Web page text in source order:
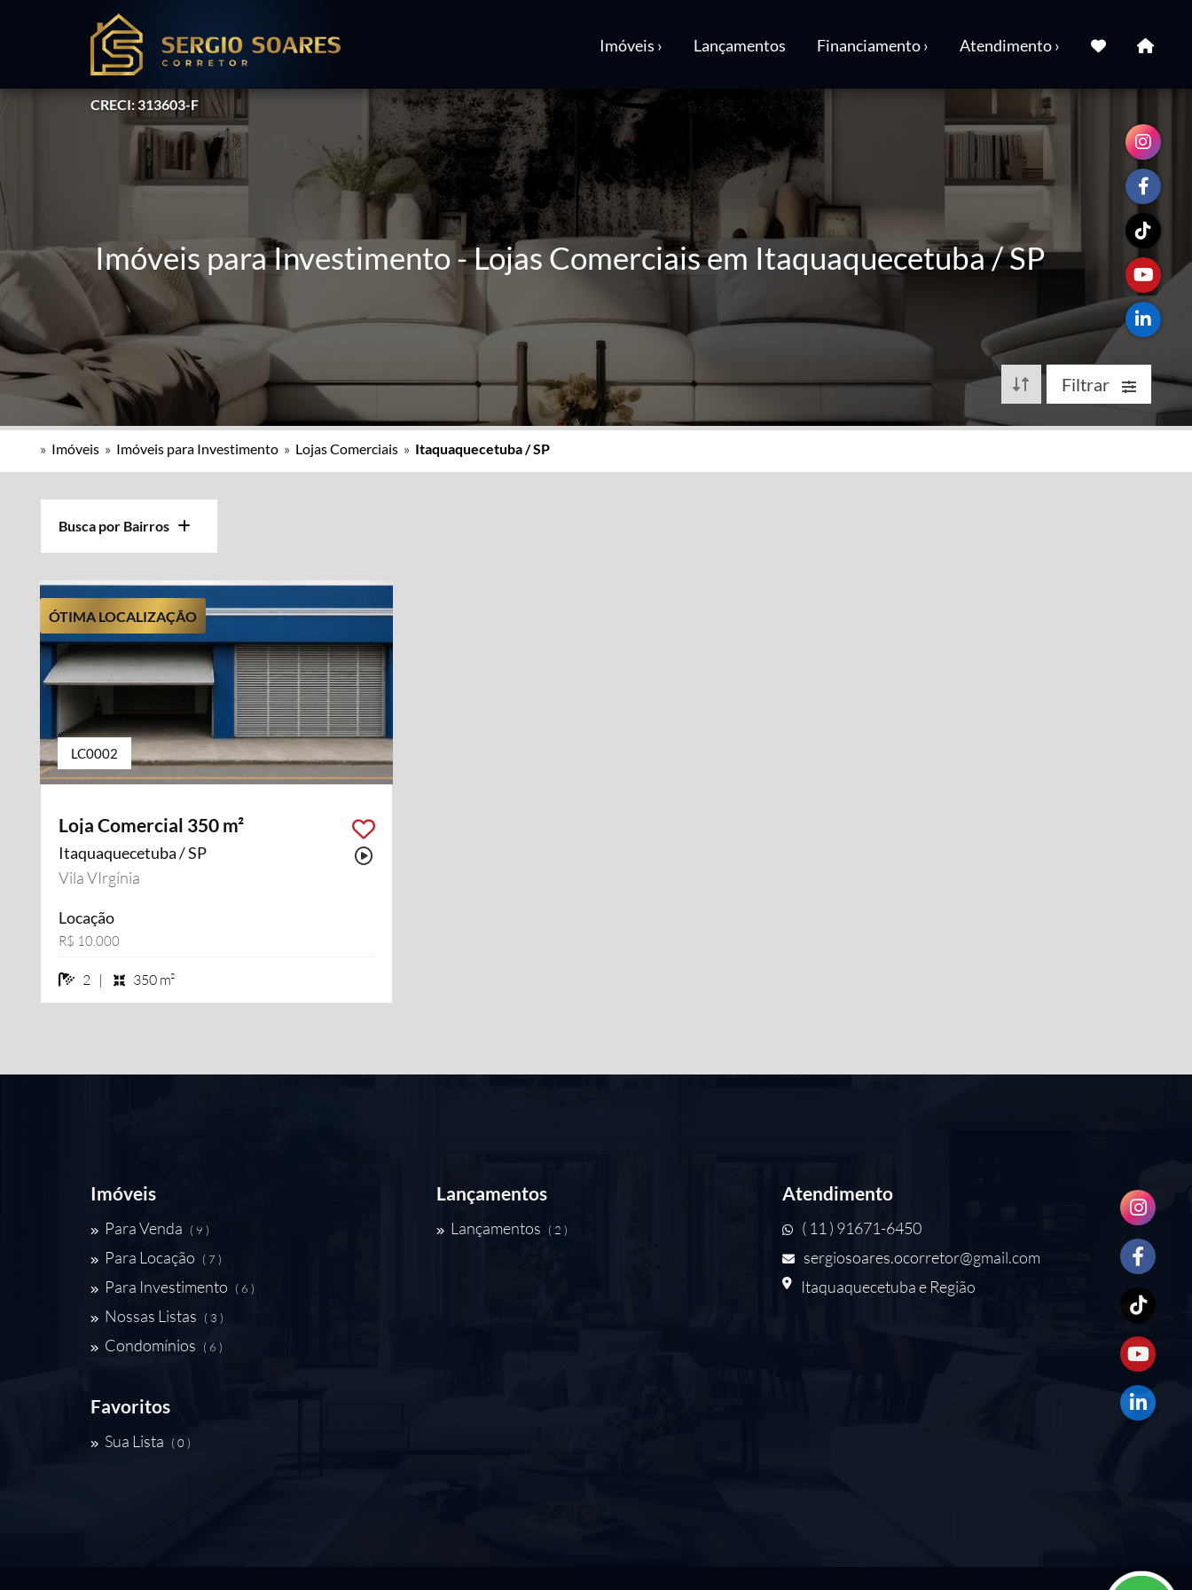
CRECI: 313603-F
Imóveis › Lançamentos Financiamento › Atendimento ›
Imóveis para Investimento - Lojas Comerciais em Itaquaquecetuba / SP
Filtrar
» Imóveis » Imóveis para Investimento » Lojas Comerciais » Itaquaquecetuba / SP
Busca por Bairros
ÓTIMA LOCALIZAÇÃO
Possui vídeo
LC0002
Loja Comercial 350 m²
Itaquaquecetuba / SP
Vila VIrgínia
Locação
R$ 10.000
2 banheiros
2 | 350 m²
Imóveis
Para Venda ( 9 )
Para Locação ( 7 )
Para Investimento ( 6 )
Nossas Listas ( 3 )
Condomínios ( 6 )
Favoritos
Sua Lista ( 0 )
Lançamentos
Lançamentos ( 2 )
Atendimento
( 11 ) 91671-6450
sergiosoares.ocorretor@gmail.com
Itaquaquecetuba e Região